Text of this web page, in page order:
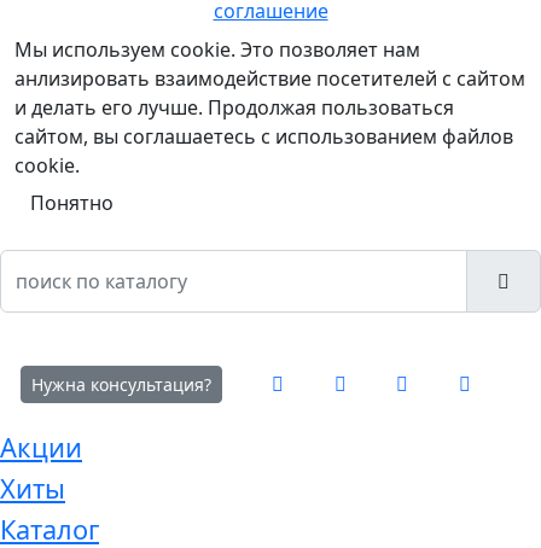
соглашение
Мы используем cookie. Это позволяет нам
анлизировать взаимодействие посетителей с сайтом
и делать его лучше. Продолжая пользоваться
сайтом, вы соглашаетесь с использованием файлов
cookie.
Понятно
Нужна консультация?
Акции
Хиты
Каталог